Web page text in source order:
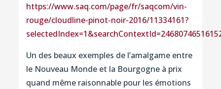
https://www.saq.com/page/fr/saqcom/vin-
rouge/cloudline-pinot-noir-2016/11334161?
Un des beaux exemples de l’amalgame entre
le Nouveau Monde et la Bourgogne à prix
quand même raisonnable pour les émotions